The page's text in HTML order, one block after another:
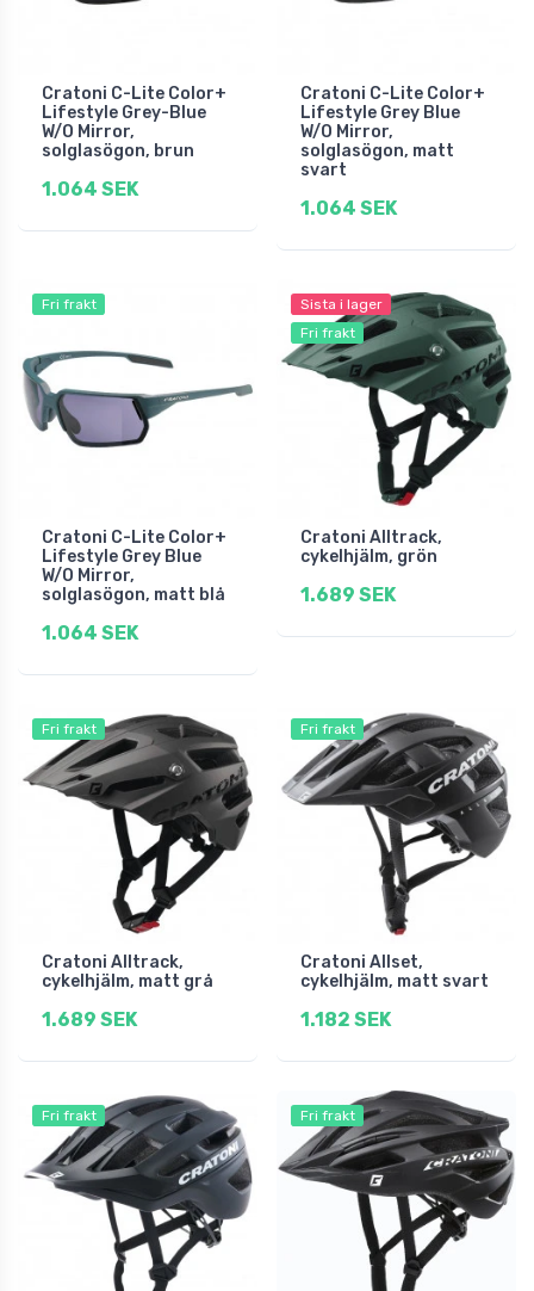
Cratoni C-Lite Color+
Lifestyle Grey-Blue
W/O Mirror,
solglasögon, brun
1.064 SEK
Cratoni C-Lite Color+
Lifestyle Grey Blue
W/O Mirror,
solglasögon, matt
svart
1.064 SEK
Fri frakt
Cratoni C-Lite Color+
Lifestyle Grey Blue
W/O Mirror,
solglasögon, matt blå
1.064 SEK
Sista i lager
Fri frakt
Cratoni Alltrack,
cykelhjälm, grön
1.689 SEK
Fri frakt
Cratoni Alltrack,
cykelhjälm, matt grå
1.689 SEK
Fri frakt
Cratoni Allset,
cykelhjälm, matt svart
1.182 SEK
Fri frakt Fri frakt